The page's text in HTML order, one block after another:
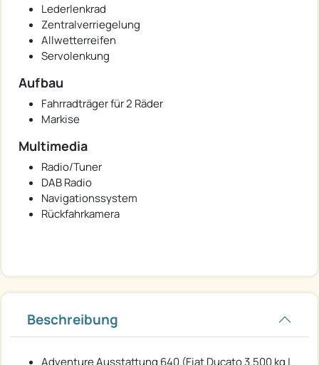
Lederlenkrad
Zentralverriegelung
Allwetterreifen
Servolenkung
Aufbau
Fahrradträger für 2 Räder
Markise
Multimedia
Radio/Tuner
DAB Radio
Navigationssystem
Rückfahrkamera
Beschreibung
Adventure Ausstattung 640 (Fiat Ducato 3.500 kg |